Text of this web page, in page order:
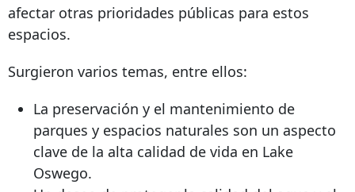
afectar otras prioridades públicas para estos
espacios.
Surgieron varios temas, entre ellos:
La preservación y el mantenimiento de
parques y espacios naturales son un aspecto
clave de la alta calidad de vida en Lake
Oswego.